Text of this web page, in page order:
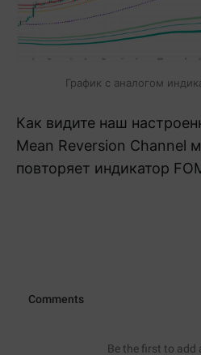
График с аналогом
Как видите наш
Mean Reversion Channel
повторяет индикатор